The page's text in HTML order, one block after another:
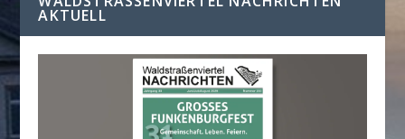
KTUELL